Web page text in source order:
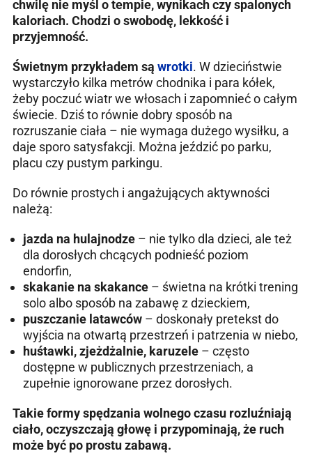
chwilę nie myśl o tempie, wynikach czy spalonych
kaloriach. Chodzi o swobodę, lekkość i
przyjemność.
Świetnym przykładem są wrotki. W dzieciństwie
wystarczyło kilka metrów chodnika i para kółek,
żeby poczuć wiatr we włosach i zapomnieć o całym
świecie. Dziś to równie dobry sposób na
rozruszanie ciała – nie wymaga dużego wysiłku, a
daje sporo satysfakcji. Można jeździć po parku,
placu czy pustym parkingu.
Do równie prostych i angażujących aktywności
należą:
jazda na hulajnodze – nie tylko dla dzieci, ale też
dla dorosłych chcących podnieść poziom
endorfin,
skakanie na skakance – świetna na krótki trening
solo albo sposób na zabawę z dzieckiem,
puszczanie latawców – doskonały pretekst do
wyjścia na otwartą przestrzeń i patrzenia w niebo,
huśtawki, zjeżdżalnie, karuzele – często
dostępne w publicznych przestrzeniach, a
zupełnie ignorowane przez dorosłych.
Takie formy spędzania wolnego czasu rozluźniają
ciało, oczyszczają głowę i przypominają, że ruch
może być po prostu zabawą.